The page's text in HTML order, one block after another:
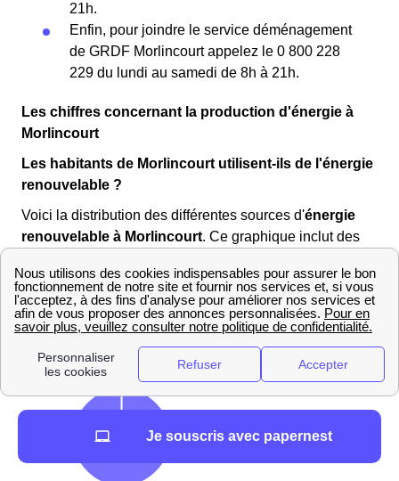
21h.
Enfin, pour joindre le service déménagement
de GRDF Morlincourt appelez le 0 800 228
229 du lundi au samedi de 8h à 21h.
Les chiffres concernant la production d'énergie à
Morlincourt
Les habitants de Morlincourt utilisent-ils de l'énergie
renouvelable ?
Voici la distribution des différentes sources d'énergie
renouvelable à Morlincourt. Ce graphique inclut des
Je souscris avec papernest